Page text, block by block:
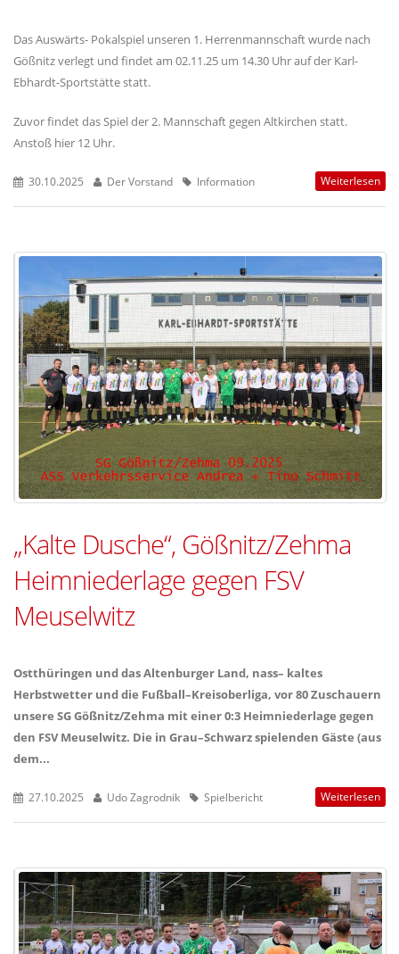
Das Auswärts- Pokalspiel unseren 1. Herrenmannschaft wurde nach
Gößnitz verlegt und findet am 02.11.25 um 14.30 Uhr auf der Karl-
Ebhardt-Sportstätte statt.
Zuvor findet das Spiel der 2. Mannschaft gegen Altkirchen statt.
Anstoß hier 12 Uhr.
30.10.2025 Der Vorstand Information Weiterlesen
„Kalte Dusche“, Gößnitz/Zehma
Heimniederlage gegen FSV
Meuselwitz
Ostthüringen und das Altenburger Land, nass– kaltes
Herbstwetter und die Fußball–Kreisoberliga, vor 80 Zuschauern
unsere SG Gößnitz/Zehma mit einer 0:3 Heimniederlage gegen
den FSV Meuselwitz. Die in Grau–Schwarz spielenden Gäste (aus
dem...
27.10.2025 Udo Zagrodnik Spielbericht Weiterlesen